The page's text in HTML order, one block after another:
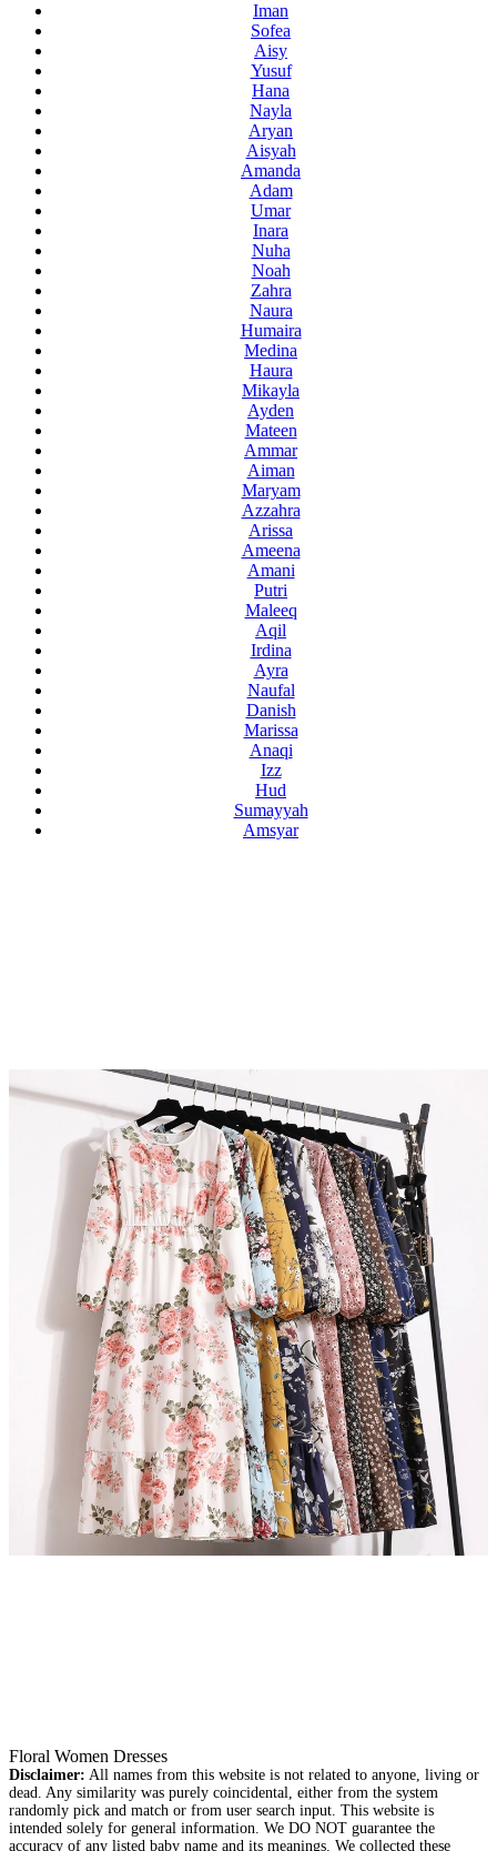
Iman
Sofea
Aisy
Yusuf
Hana
Nayla
Aryan
Aisyah
Amanda
Adam
Umar
Inara
Nuha
Noah
Zahra
Naura
Humaira
Medina
Haura
Mikayla
Ayden
Mateen
Ammar
Aiman
Maryam
Azzahra
Arissa
Ameena
Amani
Putri
Maleeq
Aqil
Irdina
Ayra
Naufal
Danish
Marissa
Anaqi
Izz
Hud
Sumayyah
Amsyar
Floral Women Dresses
Disclaimer: All names from this website is not related to anyone, living or
dead. Any similarity was purely coincidental, either from the system
randomly pick and match or from user search input. This website is
intended solely for general information. We DO NOT guarantee the
accuracy of any listed baby name and its meanings. We collected these